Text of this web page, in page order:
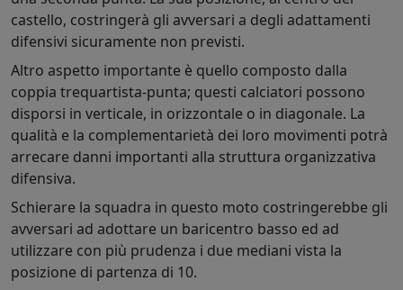
castello, costringerà gli avversari a degli adattamenti
difensivi sicuramente non previsti.
Altro aspetto importante è quello composto dalla
coppia trequartista-punta; questi calciatori possono
disporsi in verticale, in orizzontale o in diagonale. La
qualità e la complementarietà dei loro movimenti potrà
arrecare danni importanti alla struttura organizzativa
difensiva.
Schierare la squadra in questo moto costringerebbe gli
avversari ad adottare un baricentro basso ed ad
utilizzare con più prudenza i due mediani vista la
posizione di partenza di 10.